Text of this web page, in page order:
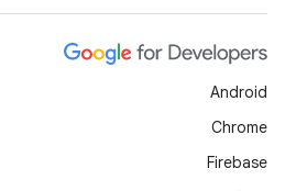
Android
Chrome
Firebase